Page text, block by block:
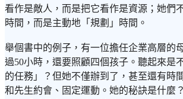
看作是敵人，而是把它看作是資源；她們
時間，而是主動地「規劃」時間。
舉個書中的例子，有一位擔任企業高層的
過50小時，還要照顧四個孩子。聽起來是
的任務」？但她不僅辦到了，甚至還有時
和先生約會、固定運動。她的秘訣是什麼